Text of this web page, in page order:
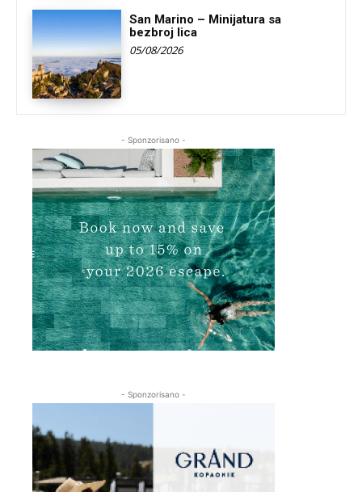
San Marino – Minijatura sa
bezbroj lica
05/08/2026
- Sponzorisano -
- Sponzorisano -